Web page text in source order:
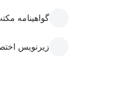
گواهینامه
زیرنویس